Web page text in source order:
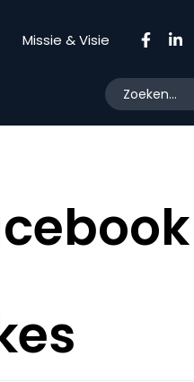
Missie & Visie